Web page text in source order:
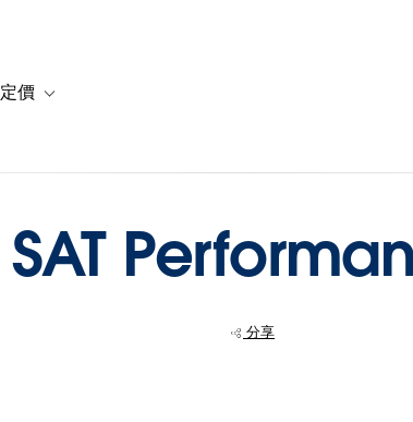
決方案for 資源
價 Toggle sub-navigation for 方案與定價
SAT
分享